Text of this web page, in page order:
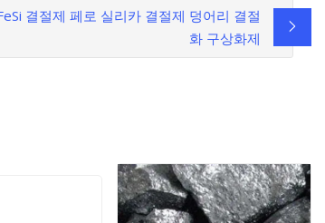
결절제 페로 실리카 결절제 덩어리 결절
화 구상화제